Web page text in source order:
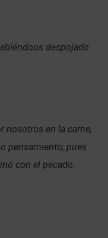
despojado
nosotros en la carne,
pensamiento; pues
con el pecado.